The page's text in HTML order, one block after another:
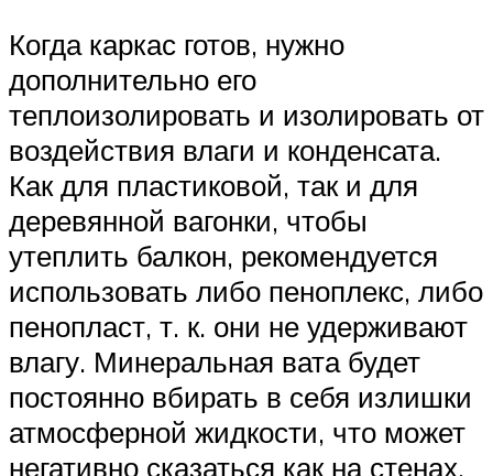
Когда каркас готов, нужно
дополнительно его
теплоизолировать и изолировать от
воздействия влаги и конденсата.
Как для пластиковой, так и для
деревянной вагонки, чтобы
утеплить балкон, рекомендуется
использовать либо пеноплекс, либо
пенопласт, т. к. они не удерживают
влагу. Минеральная вата будет
постоянно вбирать в себя излишки
атмосферной жидкости, что может
негативно сказаться как на стенах,